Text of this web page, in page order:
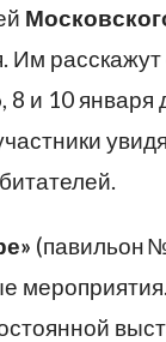
Им
8 и 10
(павильон